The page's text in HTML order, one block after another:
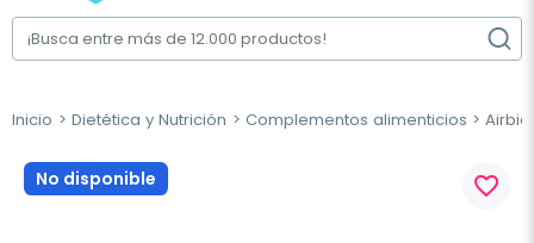
Inicio Dietética y Nutrición Complementos alimenticios
No disponible favorite_border